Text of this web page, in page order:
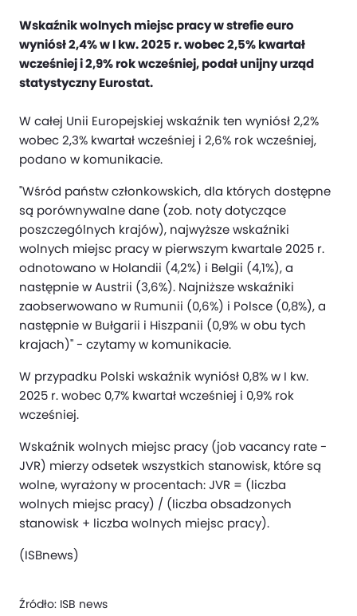
Wskaźnik wolnych miejsc pracy w strefie euro
wyniósł 2,4% w I kw. 2025 r. wobec 2,5% kwartał
wcześniej i 2,9% rok wcześniej, podał unijny urząd
statystyczny Eurostat.
W całej Unii Europejskiej wskaźnik ten wyniósł 2,2%
wobec 2,3% kwartał wcześniej i 2,6% rok wcześniej,
podano w komunikacie.
"Wśród państw członkowskich, dla których dostępne
są porównywalne dane (zob. noty dotyczące
poszczególnych krajów), najwyższe wskaźniki
wolnych miejsc pracy w pierwszym kwartale 2025 r.
odnotowano w Holandii (4,2%) i Belgii (4,1%), a
następnie w Austrii (3,6%). Najniższe wskaźniki
zaobserwowano w Rumunii (0,6%) i Polsce (0,8%), a
następnie w Bułgarii i Hiszpanii (0,9% w obu tych
krajach)" - czytamy w komunikacie.
W przypadku Polski wskaźnik wyniósł 0,8% w I kw.
2025 r. wobec 0,7% kwartał wcześniej i 0,9% rok
wcześniej.
Wskaźnik wolnych miejsc pracy (job vacancy rate -
JVR) mierzy odsetek wszystkich stanowisk, które są
wolne, wyrażony w procentach: JVR = (liczba
wolnych miejsc pracy) / (liczba obsadzonych
stanowisk + liczba wolnych miejsc pracy).
(ISBnews)
Źródło: ISB news